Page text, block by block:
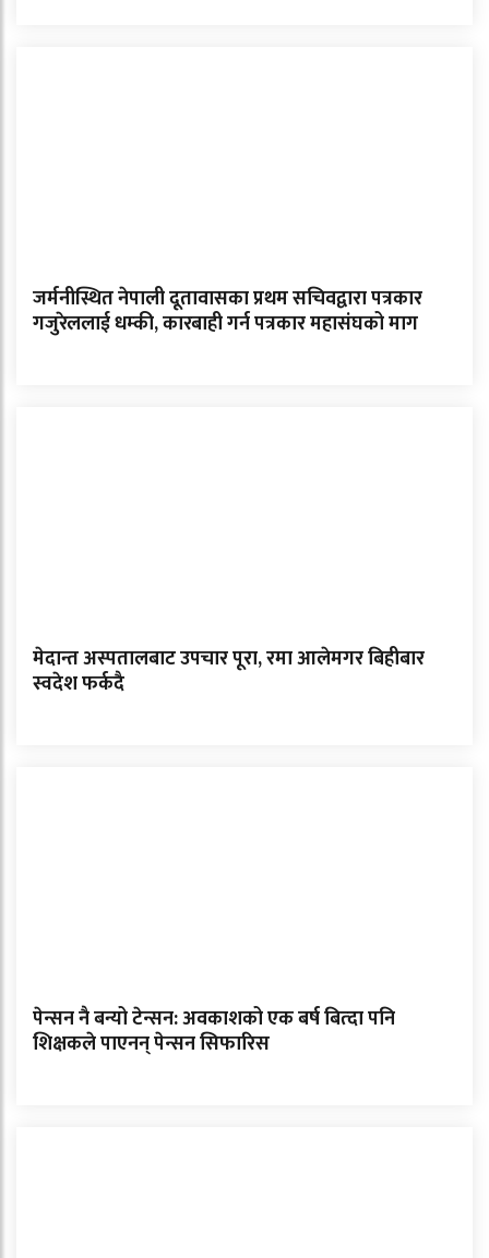
जर्मनीस्थित नेपाली दूतावासका प्रथम सचिवद्वारा पत्रकार
गजुरेललाई धम्की, कारबाही गर्न पत्रकार महासंघको माग
मेदान्त अस्पतालबाट उपचार पूरा, रमा आलेमगर बिहीबार
स्वदेश फर्कदै
पेन्सन नै बन्यो टेन्सन: अवकाशको एक बर्ष बित्दा पनि
शिक्षकले पाएनन् पेन्सन सिफारिस